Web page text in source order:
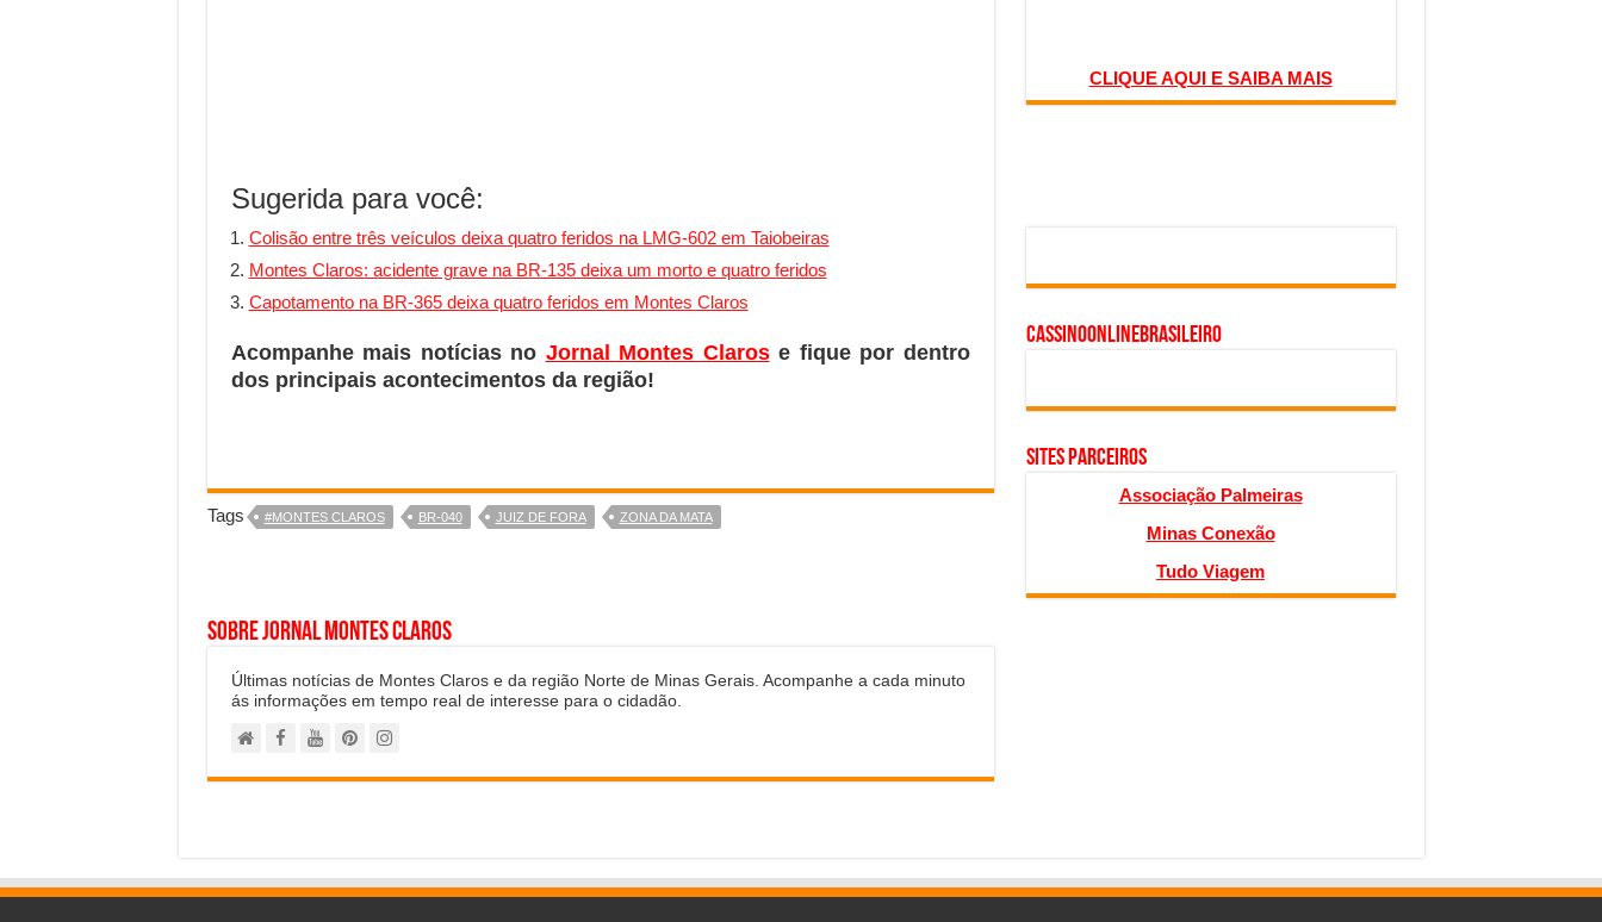
Sugerida para você:
Colisão entre três veículos deixa quatro feridos na LMG-602 em Taiobeiras
Montes Claros: acidente grave na BR-135 deixa um morto e quatro feridos
Capotamento na BR-365 deixa quatro feridos em Montes Claros
Acompanhe mais notícias no Jornal Montes Clarose fique por dentro
dos principais acontecimentos da região!
Tags #MONTES CLAROS BR-040 JUIZ DE FORA ZONA DA MATA
Sobre Jornal Montes Claros
Últimas notícias de Montes Claros e da região Norte de Minas Gerais. Acompanhe a cada minuto
ás informações em tempo real de interesse para o cidadão.
CLIQUE AQUI E SAIBA MAIS
cassinoonlinebrasileiro
SITES PARCEIROS
Associação Palmeiras
Minas Conexão
Tudo Viagem